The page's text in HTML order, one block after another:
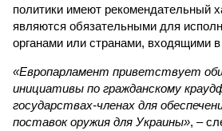
политики имеют рекомендательный
являются обязательными для
органами или странами, входящими
«Европарламент приветствует
инициативы по гражданскому
государствах-членах для
поставок оружия для Украины», –